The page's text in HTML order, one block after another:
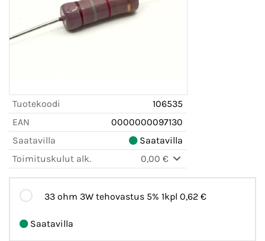
Tuotekoodi
106535
EAN
0000000097130
Saatavilla
Saatavilla
Toimituskulut alk.
0,00 €
33 ohm 3W tehovastus 5% 1kpl 0,62 €
Saatavilla